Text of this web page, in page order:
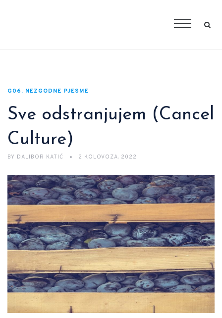
G06. NEZGODNE PJESME
Sve odstranjujem (Cancel
Culture)
BY DALIBOR KATIĆ 2 KOLOVOZA, 2022